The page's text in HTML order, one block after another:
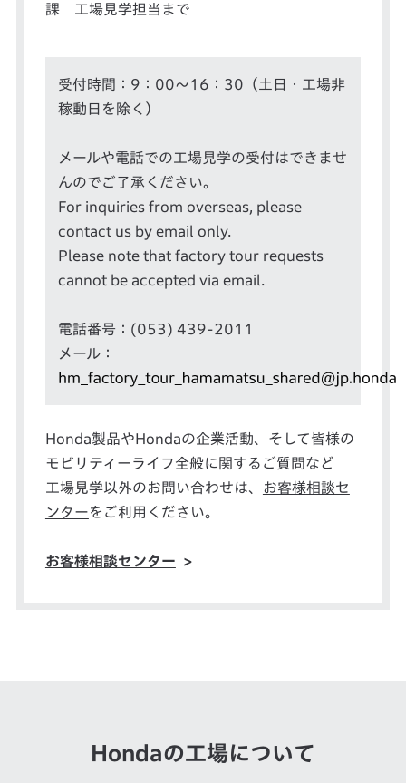
課 工場見学担当まで
受付時間：9：00～16：30（土日・工場非
稼動日を除く）
メールや電話での工場見学の受付はできませ
んのでご了承ください。
For inquiries from overseas, please
contact us by email only.
Please note that factory tour requests
cannot be accepted via email.
電話番号：(053) 439-2011
メール：
Honda製品やHondaの企業活動、そして皆様の
モビリティーライフ全般に関するご質問など
工場見学以外のお問い合わせは、 お客様相談セ
ンターをご利用ください。
お客様相談センター >
Hondaの工場について